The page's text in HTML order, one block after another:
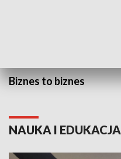
Biznes to biznes
NAUKA I EDUKACJA